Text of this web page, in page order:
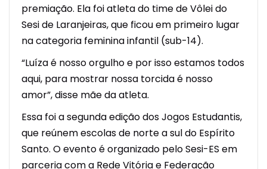
premiação. Ela foi atleta do time de Vôlei do
Sesi de Laranjeiras, que ficou em primeiro lugar
na categoria feminina infantil (sub-14).
“Luíza é nosso orgulho e por isso estamos todos
aqui, para mostrar nossa torcida é nosso
amor”, disse mãe da atleta.
Essa foi a segunda edição dos Jogos Estudantis,
que reúnem escolas de norte a sul do Espírito
Santo. O evento é organizado pelo Sesi-ES em
parceria com a Rede Vitória e Federação